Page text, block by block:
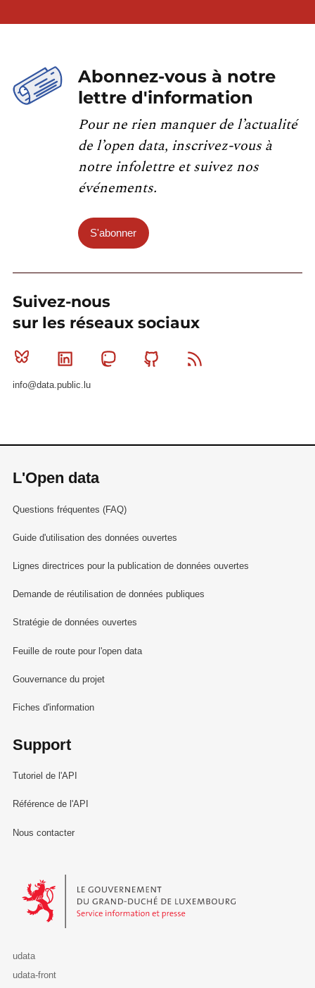
Abonnez-vous à notre
lettre d'information
Pour ne rien manquer de l’actualité
de l’open data, inscrivez-vous à
notre infolettre et suivez nos
événements.
S'abonner
Suivez-nous
sur les réseaux sociaux
Bluesky Linkedin MastodonGithub
info@data.public.lu
L'Open data
Questions fréquentes (FAQ)
Guide d'utilisation des données ouvertes
Lignes directrices pour la publication de données ouvertes
Demande de réutilisation de données publiques
Stratégie de données ouvertes
Feuille de route pour l'open data
Gouvernance du projet
Fiches d'information
Support
Tutoriel de l'API
Référence de l'API
Nous contacter
Le Gouvernement du Grand-Duché de Luxembourg - Service
udata
udata-front